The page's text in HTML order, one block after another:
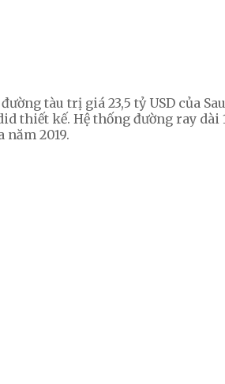
tàu trị giá 23,5 tỷ USD của
thiết kế. Hệ thống đường ray
năm 2019.